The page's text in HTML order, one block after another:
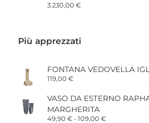
3.230,00 €
Più apprezzati
FONTANA VEDOVELLA
119,00 €
VASO DA ESTERNO
MARGHERITA
49,90 €-109,00 €Fascia